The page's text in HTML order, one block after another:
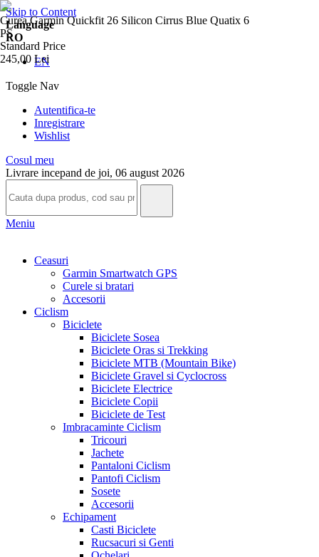
Skip to Content
Language
RO
EN
Toggle Nav
Autentifica-te
Inregistrare
Wishlist
Cosul meu
Livrare incepand de joi, 06 august 2026
Meniu
Ceasuri
Garmin Smartwatch GPS
Curele si bratari
Accesorii
Ciclism
Biciclete
Biciclete Sosea
Biciclete Oras si Trekking
Biciclete MTB (Mountain Bike)
Biciclete Gravel si Cyclocross
Biciclete Electrice
Biciclete Copii
Biciclete de Test
Imbracaminte Ciclism
Tricouri
Jachete
Pantaloni Ciclism
Pantofi Ciclism
Sosete
Accesorii
Echipament
Casti Biciclete
Rucsacuri si Genti
Curea Garmin Quickfit 26 Silicon Cirrus Blue Quatix 6
PS
Standard Price
245,00 Lei